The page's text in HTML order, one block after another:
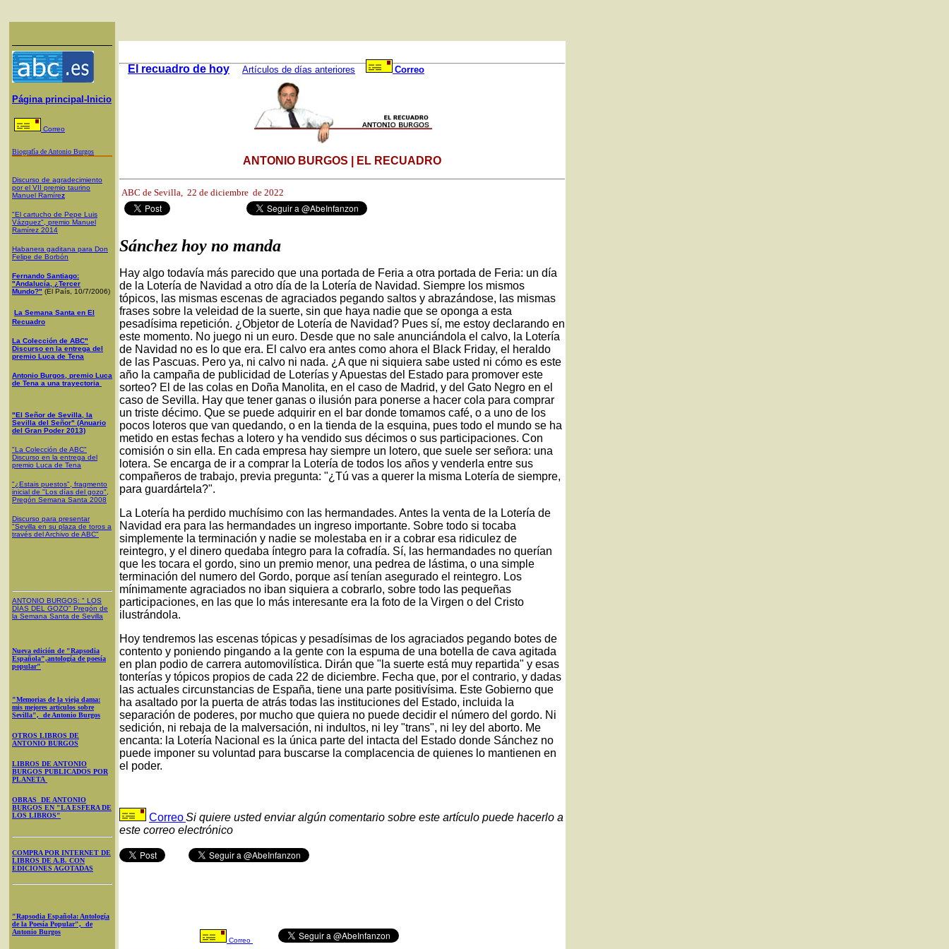
Página principal-Inicio
Correo
Biografía de Antonio Burgos
Discurso de agradecimiento
por el VII premio taurino
Manuel Ramírez
"El cartucho de Pepe Luis
Vázquez", premio Manuel
Ramírez 2014
Habanera gaditana para Don
Felipe de Borbón
Fernando Santiago:
"Andalucía, ¿Tercer
Mundo?" (El País, 10/7/2006)
La Semana Santa en El
Recuadro
La Colección de ABC"
Discurso en la entrega del
premio Luca de Tena
Antonio Burgos, premio Luca
de Tena a una trayectoria
"El Señor de Sevilla, la
Sevilla del Señor" (Anuario
del Gran Poder 2013)
"La Colección de ABC"
Discurso en la entrega del
premio Luca de Tena
"¿Estais puestos", fragmento
inicial de "Los días del gozo",
Pregón Semana Santa 2008
Discurso para presentar
"Sevilla en su plaza de toros a
través del Archivo de ABC"
ANTONIO BURGOS: " LOS
DÍAS DEL GOZO" Pregón de
la Semana Santa de Sevilla
Nueva edición de "Rapsodia
Española",antología de poesía
popular"
"Memorias de la vieja dama:
mis mejores artículos sobre
Sevilla", de Antonio Burgos
OTROS LIBROS DE
ANTONIO BURGOS
LIBROS DE ANTONIO
BURGOS PUBLICADOS POR
PLANETA
OBRAS DE ANTONIO
BURGOS EN "LA ESFERA DE
LOS LIBROS"
COMPRA POR INTERNET DE
LIBROS DE A.B. CON
EDICIONES AGOTADAS
"Rapsodia Española: Antología
de la Poesía Popular", de
Antonio Burgos
El recuadro de hoy Artículos de días anteriores Correo
ANTONIO BURGOS | EL RECUADRO
ABC de Sevilla, 22 de diciembre de 2022
Sánchez hoy no manda
Hay algo todavía más parecido que una portada de Feria a otra portada de Feria: un día
de la Lotería de Navidad a otro día de la Lotería de Navidad. Siempre los mismos
tópicos, las mismas escenas de agraciados pegando saltos y abrazándose, las mismas
frases sobre la veleidad de la suerte, sin que haya nadie que se oponga a esta
pesadísima repetición. ¿Objetor de Lotería de Navidad? Pues sí, me estoy declarando en
este momento. No juego ni un euro. Desde que no sale anunciándola el calvo, la Lotería
de Navidad no es lo que era. El calvo era antes como ahora el Black Friday, el heraldo
de las Pascuas. Pero ya, ni calvo ni nada. ¿A que ni siquiera sabe usted ni cómo es este
año la campaña de publicidad de Loterías y Apuestas del Estado para promover este
sorteo? El de las colas en Doña Manolita, en el caso de Madrid, y del Gato Negro en el
caso de Sevilla. Hay que tener ganas o ilusión para ponerse a hacer cola para comprar
un triste décimo. Que se puede adquirir en el bar donde tomamos café, o a uno de los
pocos loteros que van quedando, o en la tienda de la esquina, pues todo el mundo se ha
metido en estas fechas a lotero y ha vendido sus décimos o sus participaciones. Con
comisión o sin ella. En cada empresa hay siempre un lotero, que suele ser señora: una
lotera. Se encarga de ir a comprar la Lotería de todos los años y venderla entre sus
compañeros de trabajo, previa pregunta: "¿Tú vas a querer la misma Lotería de siempre,
para guardártela?".
La Lotería ha perdido muchísimo con las hermandades. Antes la venta de la Lotería de
Navidad era para las hermandades un ingreso importante. Sobre todo si tocaba
simplemente la terminación y nadie se molestaba en ir a cobrar esa ridiculez de
reintegro, y el dinero quedaba íntegro para la cofradía. Sí, las hermandades no querían
que les tocara el gordo, sino un premio menor, una pedrea de lástima, o una simple
terminación del numero del Gordo, porque así tenían asegurado el reintegro. Los
mínimamente agraciados no iban siquiera a cobrarlo, sobre todo las pequeñas
participaciones, en las que lo más interesante era la foto de la Virgen o del Cristo
ilustrándola.
Hoy tendremos las escenas tópicas y pesadísimas de los agraciados pegando botes de
contento y poniendo pingando a la gente con la espuma de una botella de cava agitada
en plan podio de carrera automovilística. Dirán que "la suerte está muy repartida" y esas
tonterías y tópicos propios de cada 22 de diciembre. Fecha que, por el contrario, y dadas
las actuales circunstancias de España, tiene una parte positivísima. Este Gobierno que
ha asaltado por la puerta de atrás todas las instituciones del Estado, incluida la
separación de poderes, por mucho que quiera no puede decidir el número del gordo. Ni
sedición, ni rebaja de la malversación, ni indultos, ni ley "trans", ni ley del aborto. Me
encanta: la Lotería Nacional es la única parte del intacta del Estado donde Sánchez no
puede imponer su voluntad para buscarse la complacencia de quienes lo mantienen en
el poder.
CorreoSi quiere usted enviar algún comentario sobre este artículo puede hacerlo a
este correo electrónico
Correo